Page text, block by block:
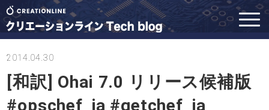
2014.04.30
[和訳] Ohai 7.0 リリース候補版
#opschef_ja #getchef_ja